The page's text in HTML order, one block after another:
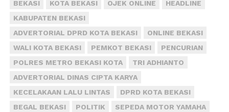
BEKASI KOTA BEKASI OJEK ONLINE
HEADLINE
KABUPATEN BEKASI
ADVERTORIAL DPRD KOTA BEKASI
ONLINE BEKASI
WALI KOTA BEKASI
PEMKOT BEKASI
PENCURIAN
POLRES METRO BEKASI KOTA
TRI ADHIANTO
ADVERTORIAL DINAS CIPTA KARYA
KECELAKAAN LALU LINTAS
DPRD KOTA BEKASI
BEGAL BEKASI
POLITIK
SEPEDA MOTOR YAMAHA